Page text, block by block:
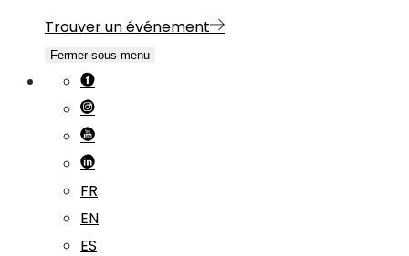
Trouver un événement
Fermer sous-menu
FR
EN
ES